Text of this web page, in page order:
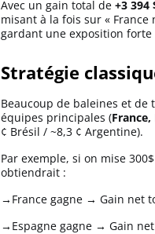
Avec un gain total de +3 394
misant à la fois sur «
gardant une exposition forte
Stratégie
Beaucoup de baleines et
équipes principales (
¢ Brésil / ~8,3 ¢ Argentine).
Par exemple, si on mise
obtiendrait :
→France gagne → Gain net
→Espagne gagne → Gain